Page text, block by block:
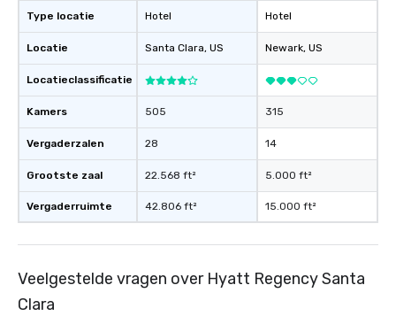
Type locatie
Locatie
Locatieclassificatie
Kamers
Vergaderzalen
Grootste zaal
Vergaderruimte
Hotel
Santa Clara, US
505
28
22.568 ft²
42.806 ft²
Hotel
Newark, US
315
14
5.000 ft²
15.000 ft²
Veelgestelde vragen over Hyatt Regency Santa
Clara